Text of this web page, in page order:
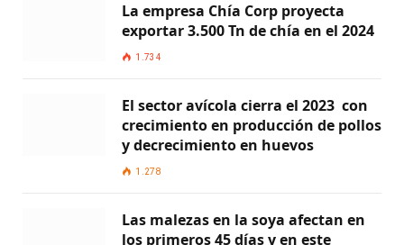
La empresa Chía Corp proyecta
exportar 3.500 Tn de chía en el 2024
1.734
El sector avícola cierra el 2023 con
crecimiento en producción de pollos
y decrecimiento en huevos
1.278
Las malezas en la soya afectan en
los primeros 45 días y en este